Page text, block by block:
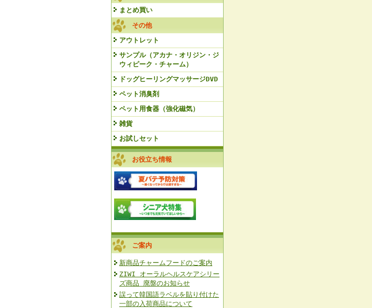
まとめ買い
その他
アウトレット
サンプル（アカナ・オリジン・ジ
ウィピーク・チャーム）
ドッグヒーリングマッサージDVD
ペット消臭剤
ペット用食器（強化磁気）
雑貨
お試しセット
お役立ち情報
ご案内
新商品チャームフードのご案内
ZIWI オーラルヘルスケアシリー
ズ商品 廃盤のお知らせ
誤って韓国語ラベルを貼り付けた
一部の入荷商品について